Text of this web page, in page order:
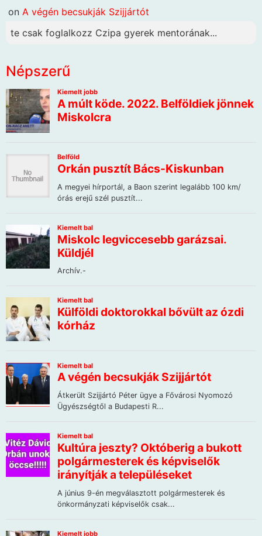
on A végén becsukják Szijjártót
te csak foglalkozz Czipa gyerek mentorának...
Népszerű